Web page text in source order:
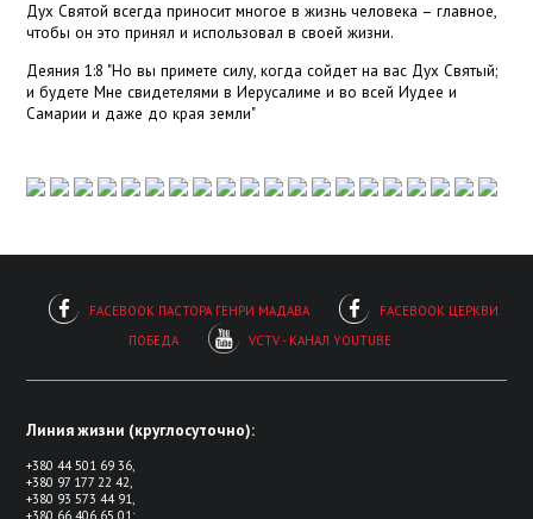
Дух Святой всегда приносит многое в жизнь человека – главное,
чтобы он это принял и использовал в своей жизни.
Деяния 1:8 "Но вы примете силу, когда сойдет на вас Дух Святый;
и будете Мне свидетелями в Иерусалиме и во всей Иудее и
Самарии и даже до края земли"
FACEBOOK ПАСТОРА ГЕНРИ МАДАВА
FACEBOOK ЦЕРКВИ
ПОБЕДА
VCTV - КАНАЛ YOUTUBE
Линия жизни (круглосуточно):
+380 44 501 69 36,
+380 97 177 22 42,
+380 93 573 44 91,
+380 66 406 65 01;